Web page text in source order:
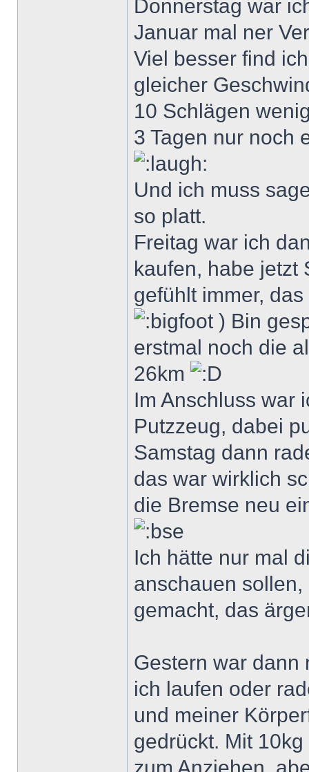
Donnerstag war
Januar mal ner
Viel besser find
gleicher
10 Schlägen
3 Tagen nur noch
Und ich muss
so platt.
Freitag war ich
kaufen, habe jetzt
gefühlt immer,
) Bin
erstmal noch die
26km
Im Anschluss war
Putzzeug, dabei
Samstag dann
das war wirklich
die Bremse neu
Ich hätte nur mal
anschauen
gemacht, das
Gestern war dann
ich laufen oder
und meiner
gedrückt. Mit